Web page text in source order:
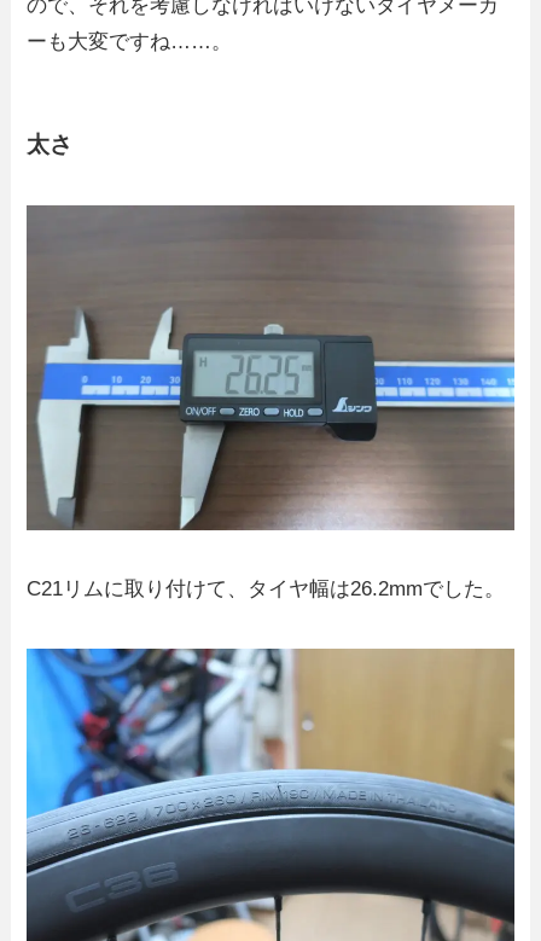
ので、それを考慮しなければいけないタイヤメーカ
ーも大変ですね……。
太さ
C21リムに取り付けて、タイヤ幅は26.2mmでした。